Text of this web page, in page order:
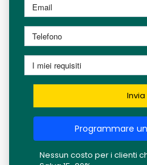
Invia
Programmare
Nessun costo per i clienti